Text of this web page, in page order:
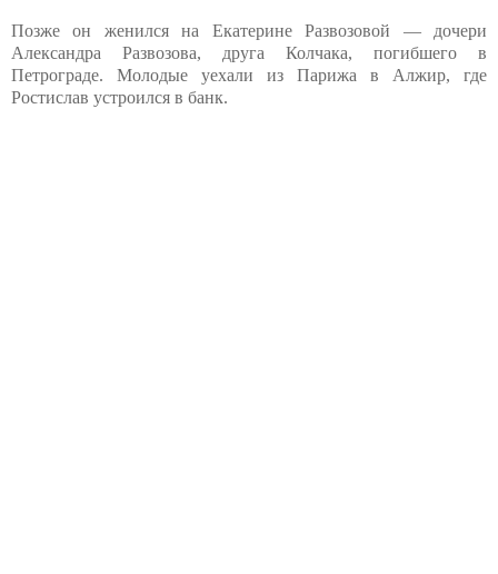
Позже он женился на Екатерине Развозовой — дочери
Александра Развозова, друга Колчака, погибшего в
Петрограде. Молодые уехали из Парижа в Алжир, где
Ростислав устроился в банк.